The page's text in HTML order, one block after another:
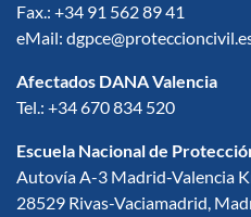
Fax.: +34 91 562 89 41
eMail:
Afectados DANA Valencia
Tel.: +34 670 834 520
Escuela Nacional de
Autovía A-3 Madrid-Valencia
28529 Rivas-Vaciamadrid,